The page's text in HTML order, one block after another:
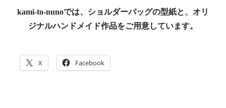
kami-to-nunoでは、ショルダーバッグの型紙と、オリ
ジナルハンドメイド作品をご用意しています。
X Facebook